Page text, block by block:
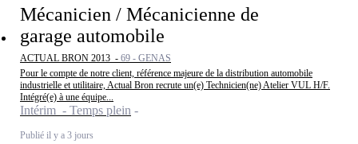
Mécanicien / Mécanicienne de
garage automobile
ACTUAL BRON 2013 - 69 - GENAS
Pour le compte de notre client, référence majeure de la distribution automobile
industrielle et utilitaire, Actual Bron recrute un(e) Technicien(ne) Atelier VUL H/F.
Intégré(e) à une équipe...
Intérim - Temps plein
Publié il y a 3 jours